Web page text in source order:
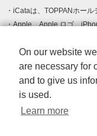
iCataは、TOPPANホール
Apple、Apple ロゴ、
登録された Apple Inc. の
クです。
Android、Google Play
す。
Windows は Microsoft
標です。
Adobe、Adobe Reader
On our website
are necessary for
and to give us
is used.
Learn more